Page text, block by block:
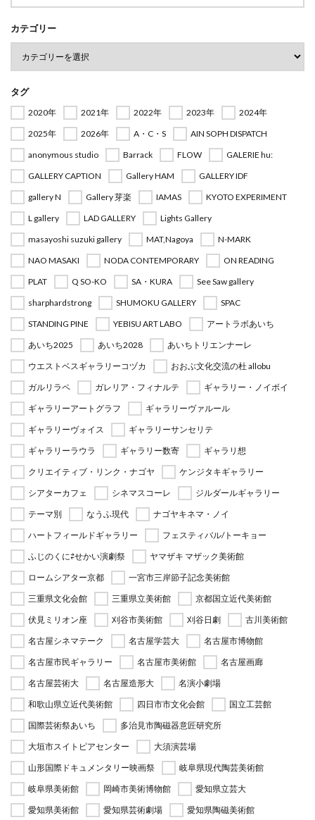
カテゴリー
タグ
2020年 2021年 2022年 2023年
2024年
2025年
2026年 A・C・S
AIN SOPH DISPATCH
anonymous studio
Barrack FLOW
GALERIE hu:
GALLERY CAPTION
Gallery HAM
GALLERY IDF
gallery N
Gallery 芽楽 IAMAS
KYOTO EXPERIMENT
L gallery
LAD GALLERY
Lights Gallery
masayoshi suzuki gallery
MAT,Nagoya
N-MARK
NAO MASAKI
NODA CONTEMPORARY
ON READING
PLAT
Q SO-KO SA・KURA
See Saw gallery
sharphardstrong
SHUMOKU GALLERY
SPAC
STANDING PINE
YEBISU ART LABO
アートラボあいち
あいち2025
あいち2028
あいちトリエンナーレ
ウエストベスギャラリーコヅカ
おおぶ文化交流の杜 allobu
ガルリラペ
ガレリア・フィナルテ
ギャラリー・ノイボイ
ギャラリーアートグラフ
ギャラリーヴァルール
ギャラリーヴォイス
ギャラリーサンセリテ
ギャラリーラウラ
ギャラリー数寄
ギャラリ想
クリエイティブ・リンク・ナゴヤ
ケンジタキギャラリー
シアターカフェ
シネマスコーレ
ジルダールギャラリー
テーマ別
なうふ現代
ナゴヤキネマ・ノイ
ハートフィールドギャラリー
フェスティバル/トーキョー
ふじのくに⇄せかい演劇祭
ヤマザキ マザック美術館
ロームシアター京都
一宮市三岸節子記念美術館
三重県文化会館
三重県立美術館
京都国立近代美術館
伏見ミリオン座
刈谷市美術館 刈谷日劇
古川美術館
名古屋シネマテーク
名古屋学芸大
名古屋市博物館
名古屋市民ギャラリー
名古屋市美術館
名古屋画廊
名古屋芸術大
名古屋造形大
名演小劇場
和歌山県立近代美術館
四日市市文化会館
国立工芸館
国際芸術祭あいち
多治見市陶磁器意匠研究所
大垣市スイトピアセンター
大須演芸場
山形国際ドキュメンタリー映画祭
岐阜県現代陶芸美術館
岐阜県美術館
岡崎市美術博物館
愛知県立芸大
愛知県美術館
愛知県芸術劇場
愛知県陶磁美術館